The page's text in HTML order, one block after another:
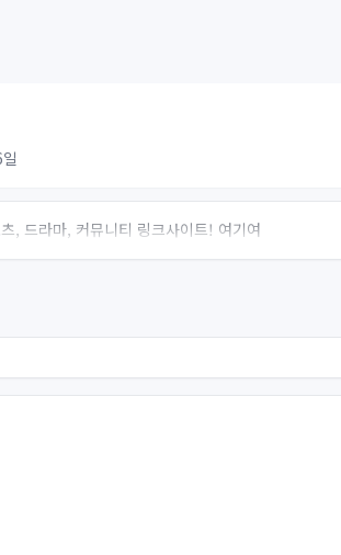
, 드라마, 커뮤니티 링크사이트! 여기여